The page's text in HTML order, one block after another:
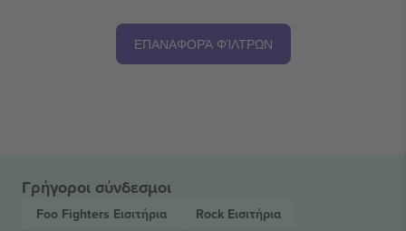
ΕΠΑΝΑΦΟΡΆ ΦΊΛΤΡΩΝ
Γρήγοροι σύνδεσμοι
Foo Fighters Εισιτήρια Rock Εισιτήρια